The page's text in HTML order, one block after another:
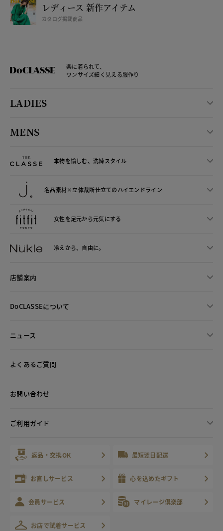
レディース 新作アイテム
カタログ掲載商品
楽に着られて、
ワンサイズ細く見える服作り
LADIES
MENS
本物を愉しむ、洗練スタイル
名品素材×立体裁断仕立てのハイエンドライン
女性を足元から元気にする
冷えから、 自由に。
店舗案内
DoCLASSEについて
ニュース
よくあるご質問
お問い合わせ
ご利用ガイド
返品・交換OK 最短翌日配送
お直しサービス 心を込めたギフト
会員サービス マイレージ倶楽部
お店で試着サービス